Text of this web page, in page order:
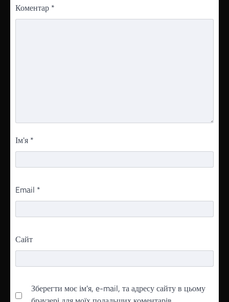
Коментар *
Ім'я *
Email *
Сайт
Зберегти моє ім'я, e-mail, та адресу сайту в цьому